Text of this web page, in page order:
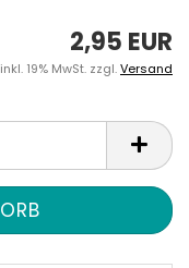
2,95 EUR
inkl. 19% MwSt. zzgl.Versand